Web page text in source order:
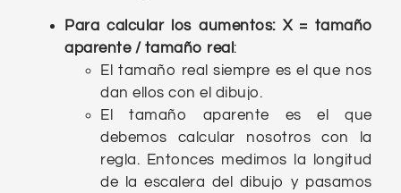
Para calcular los aumentos: X = tamaño
aparente / tamaño real :
El tamaño real siempre es el que nos
dan ellos con el dibujo.
El tamaño aparente es el que
debemos calcular nosotros con la
regla. Entonces medimos la longitud
de la escalera del dibujo y pasamos